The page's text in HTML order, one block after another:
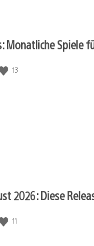
Monatliche Spiele
13
2026: Diese
11